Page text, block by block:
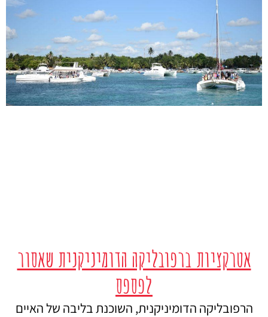
אטרקציות ברפובליקה הדומיניקנית שאסור
לפספס
הרפובליקה הדומיניקנית, השוכנת בליבה של האיים